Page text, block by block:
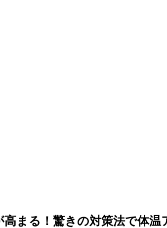
まる！驚きの対策法で体温